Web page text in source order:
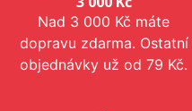
Nad 3 000 Kč máte
dopravu zdarma. Ostatní
objednávky už od 79 Kč.